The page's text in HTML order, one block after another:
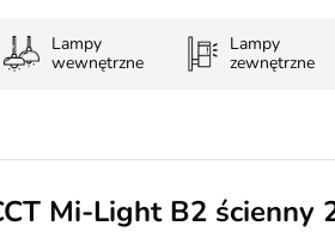
Lampy
wewnętrzne
Lampy
zewnętrzne
Mi-Light B2 ścienny